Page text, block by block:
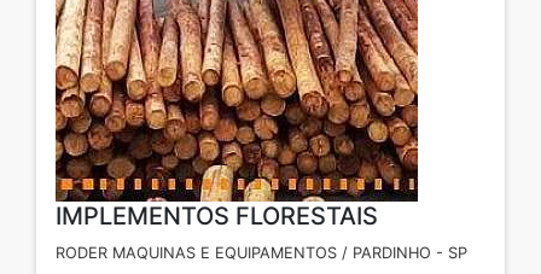
IMPLEMENTOS FLORESTAIS
RODER MAQUINAS E EQUIPAMENTOS / PARDINHO - SP